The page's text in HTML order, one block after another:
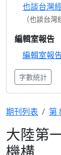
也談台灣
（也談台灣
編輯室報告
編輯室報
字數統計
期刊列表 第
大陸第